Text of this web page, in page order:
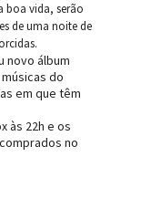
boa vida, serão
de uma noite de
novo álbum
do
em que têm
às 22h e os
no